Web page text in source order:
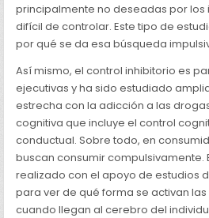
principalmente no deseadas por los
difícil de controlar. Este tipo de
por qué se da esa búsqueda
Así mismo, el control inhibitorio es
ejecutivas y ha sido estudiado
estrecha con la adicción a las
cognitiva que incluye el control
conductual. Sobre todo, en
buscan consumir compulsivamente.
realizado con el apoyo de estudios
para ver de qué forma se activan
cuando llegan al cerebro del